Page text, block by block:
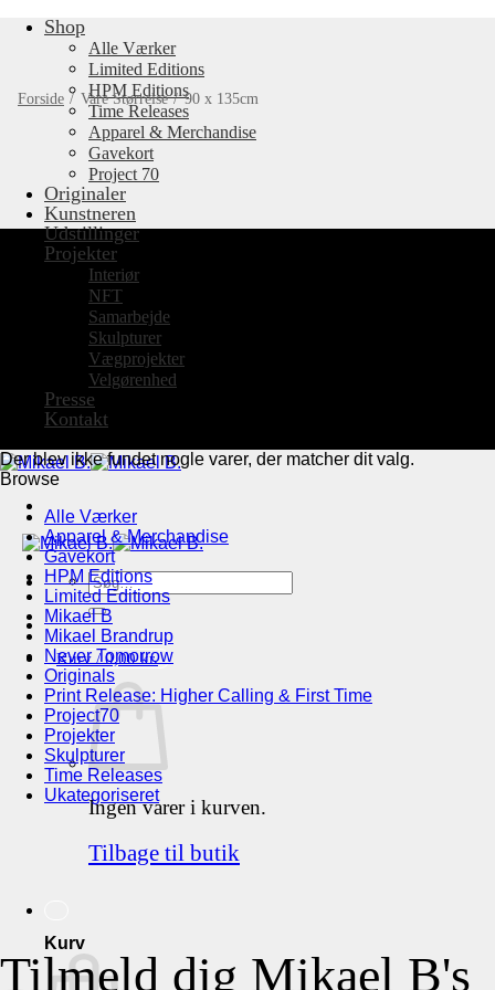
FortsætShop
Alle Værker
Limited Editions
HPM Editions
Time Releases
Apparel & Merchandise
Gavekort
Project 70
Originaler
Kunstneren
Udstillinger
Projekter
Interiør
NFT
Samarbejde
Skulpturer
Vægprojekter
Velgørenhed
Presse
Kontakt
Søg
efter:
Kurv /0,00kr.
Ingen varer i kurven.
Tilbage til butik
Kurv
Forside / Vare Størrelse/90 x 135cm
Der blev ikke fundet nogle varer, der matcher dit valg.
Browse
Alle Værker
Apparel & Merchandise
Gavekort
HPM Editions
Limited Editions
Mikael B
Mikael Brandrup
Never Tomorrow
Originals
Print Release: Higher Calling & First Time
Project70
Projekter
Skulpturer
Time Releases
Ukategoriseret
Tilmeld dig Mikael B's